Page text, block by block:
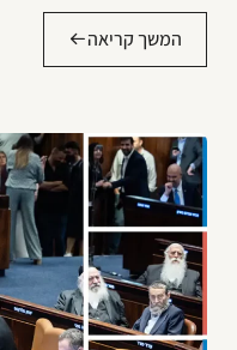
המשך קריאה